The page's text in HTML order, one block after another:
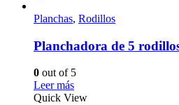
Planchas, Rodillos
Planchadora de 5
0 out of 5
Leer más
Quick View